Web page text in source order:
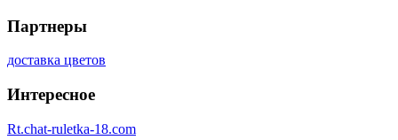
Партнеры
доставка цветов
Интересное
Rt.chat-ruletka-18.com